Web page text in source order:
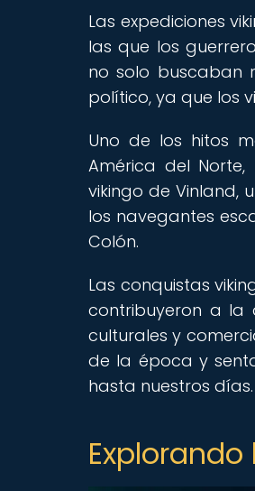
Las expediciones
las que los
no solo buscaban
político, ya que los
Uno de los hitos
América del Norte,
vikingo de Vinland,
los navegantes
Colón.
Las conquistas
contribuyeron a la
culturales y
de la época y
hasta nuestros días.